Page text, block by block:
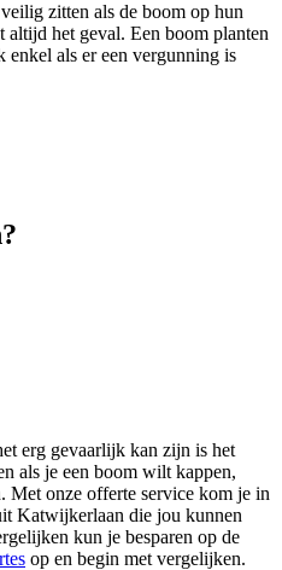
zitten als de boom op hun
altijd het geval. Een boom planten
enkel als er een vergunning is
erg gevaarlijk kan zijn is het
als je een boom wilt kappen,
onze offerte service kom je in
Katwijkerlaan die jou kunnen
kun je besparen op de
op en begin met vergelijken.